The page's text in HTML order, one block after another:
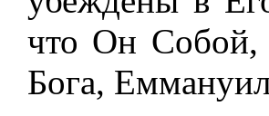
что Он Собой,
Бога,